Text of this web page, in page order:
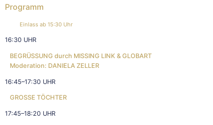
Programm
Einlass ab 15:30 Uhr
16:30 UHR
BEGRÜSSUNG durch MISSING LINK & GLOBART
Moderation: DANIELA ZELLER
16:45–17:30 UHR
GROSSE TÖCHTER
17:45–18:20 UHR